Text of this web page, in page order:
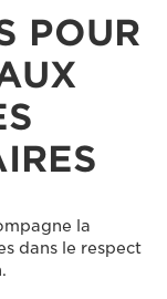
POUR
la
dans le respect